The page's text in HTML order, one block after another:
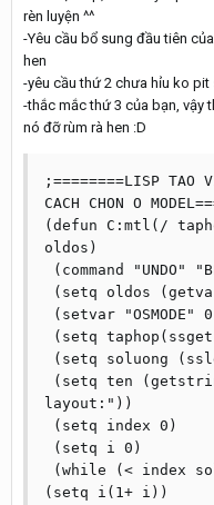
rèn luyện ^^
-Yêu cầu bổ sung đầu tiên
hen
-yêu cầu thứ 2 chưa hỉu ko pit
-thắc mắc thứ 3 của bạn, vậy
nó đỡ rùm rà hen :D
;========LISP TAO
CACH CHON O
(defun C:mtl(/
oldos)
layout:"))
(setq i(1+ i))